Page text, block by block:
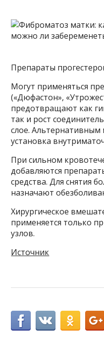
Препараты
Могут применяться
(«Дюфастон»,
предотвращают как
так и рост
слое. Альтернативным
установка
При сильном
добавляются
средства. Для снятия
назначают
Хирургическое
применяется только
узлов.
Источник